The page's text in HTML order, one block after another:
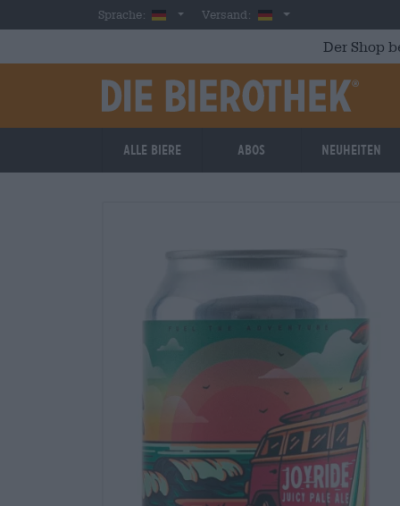
Skip to main contentSprache: GermanVersand: Deutschland
Der Shop
Alle Biere Abos Neuheiten